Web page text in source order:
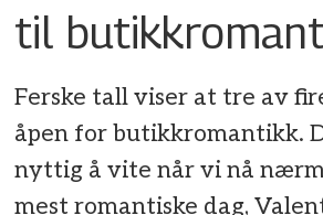
til
Ferske tall viser at tre av
åpen for butikkromantikk.
nyttig å vite når vi nå
mest romantiske dag,